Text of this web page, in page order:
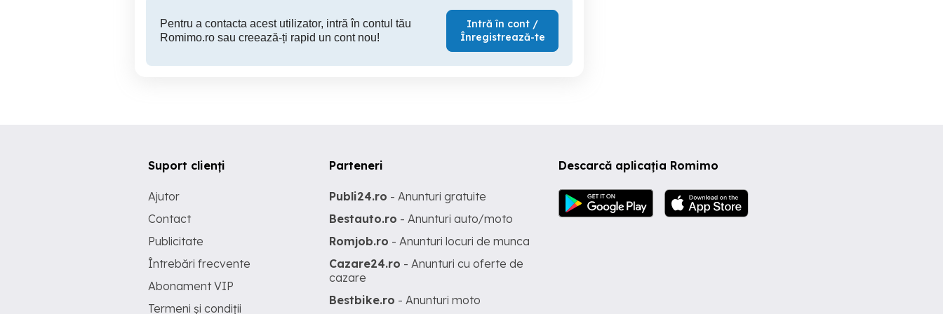
Pentru a contacta acest utilizator, intră în contul tău
Romimo.ro sau creează-ți rapid un cont nou!
Intră în cont /
Înregistrează-te
Descarcă aplicația Romimo
Suport clienți
Ajutor
Contact
Publicitate
Întrebări frecvente
Abonament VIP
Termeni și condiții
Parteneri
Publi24.ro - Anunturi gratuite
Bestauto.ro - Anunturi auto/moto
Romjob.ro - Anunturi locuri de munca
Cazare24.ro - Anunturi cu oferte de
cazare
Bestbike.ro - Anunturi moto